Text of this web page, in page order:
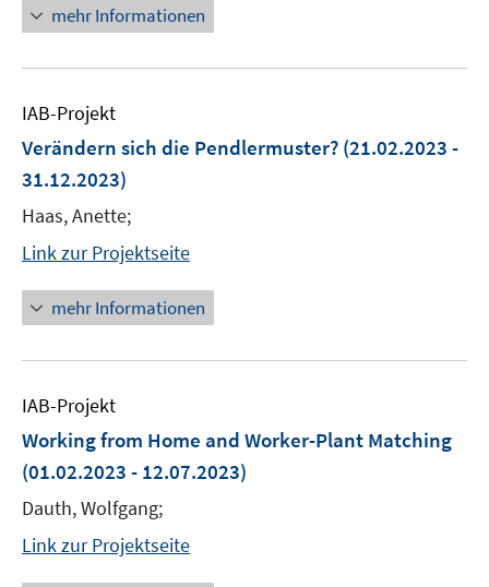
mehr Informationen
IAB-Projekt
Verändern sich die Pendlermuster? (21.02.2023 -
31.12.2023)
Haas, Anette;
Link zur Projektseite
mehr Informationen
IAB-Projekt
Working from Home and Worker-Plant Matching
(01.02.2023 - 12.07.2023)
Dauth, Wolfgang;
Link zur Projektseite